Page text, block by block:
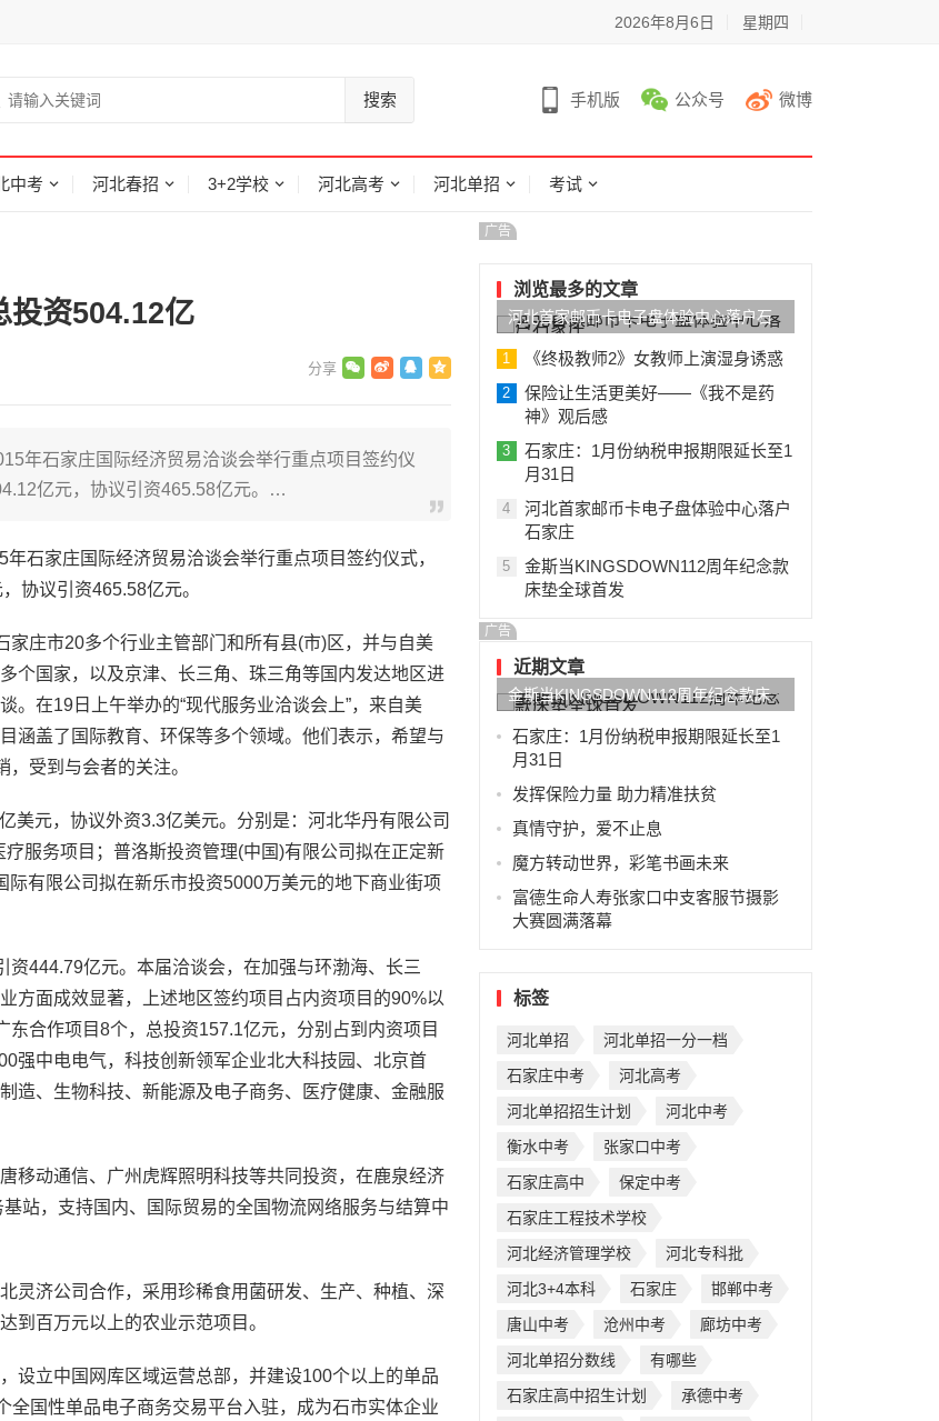
2026年8月6日 星期四
搜索 手机版 公众号 微博
中考 河北春招 3+2学校 河北高考 河北单招 考试
投资504.12亿
年石家庄国际经济贸易洽谈会举行重点项目签约仪
亿元，协议引资465.58亿元。…
石家庄国际经济贸易洽谈会举行重点项目签约仪式，
协议引资465.58亿元。
庄市20多个行业主管部门和所有县(市)区，并与自美
个国家，以及京津、长三角、珠三角等国内发达地区进
。在19日上午举办的“现代服务业洽谈会上”，来自美
涵盖了国际教育、环保等多个领域。他们表示，希望与
受到与会者的关注。
元，协议外资3.3亿美元。分别是：河北华丹有限公司
服务项目；普洛斯投资管理(中国)有限公司拟在正定新
有限公司拟在新乐市投资5000万美元的地下商业街项
444.79亿元。本届洽谈会，在加强与环渤海、长三
方面成效显著，上述地区签约项目占内资项目的90%以
东合作项目8个，总投资157.1亿元，分别占到内资项目
强中电电气，科技创新领军企业北大科技园、北京首
造、生物科技、新能源及电子商务、医疗健康、金融服
动通信、广州虎辉照明科技等共同投资，在鹿泉经济
站，支持国内、国际贸易的全国物流网络服务与结算中
济公司合作，采用珍稀食用菌研发、生产、种植、深
到百万元以上的农业示范项目。
立中国网库区域运营总部，并建设100个以上的单品
国性单品电子商务交易平台入驻，成为石市实体企业
广告
浏览最多的文章
河北首家邮币卡电子盘体验中心落户石
家庄
1 《终极教师2》女教师上演湿身诱惑
2
保险让生活更美好——《我不是药
神》观后感
3
石家庄：1月份纳税申报期限延长至1
月31日
4
河北首家邮币卡电子盘体验中心落户
石家庄
5
金斯当KINGSDOWN112周年纪念款
床垫全球首发
广告
近期文章
金斯当KINGSDOWN112周年纪念款床
垫全球首发
石家庄：1月份纳税申报期限延长至1
月31日
发挥保险力量 助力精准扶贫
真情守护，爱不止息
魔方转动世界，彩笔书画未来
富德生命人寿张家口中支客服节摄影
大赛圆满落幕
标签
河北单招
河北单招一分一档
石家庄中考
河北高考
河北单招招生计划
河北中考
衡水中考
张家口中考
石家庄高中
保定中考
石家庄工程技术学校
河北经济管理学校
河北专科批
河北3+4本科
石家庄
邯郸中考
唐山中考
沧州中考
廊坊中考
河北单招分数线
有哪些
石家庄高中招生计划
承德中考